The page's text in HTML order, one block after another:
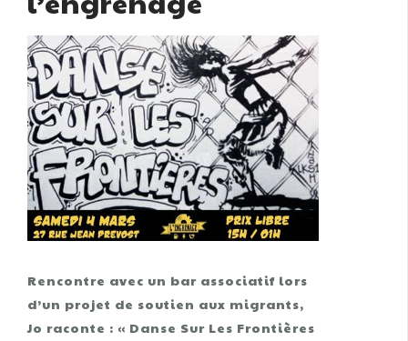
Rencontre avec un bar associatif lors
d’un projet de soutien aux migrants,
Jo raconte : « Danse Sur Les Frontières